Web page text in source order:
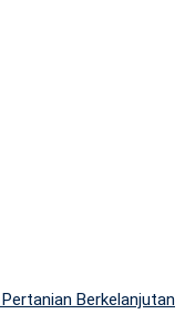
Berkelanjutan